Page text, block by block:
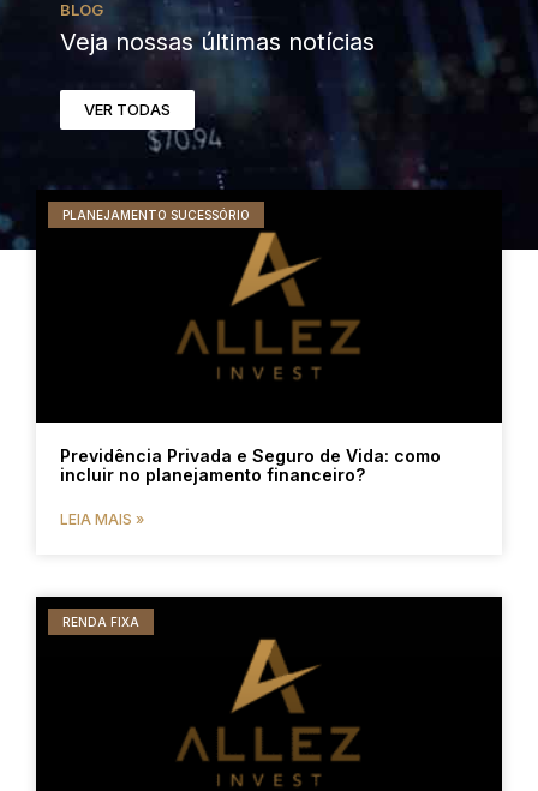
BLOG
Veja nossas últimas notícias
VER TODAS
PLANEJAMENTO SUCESSÓRIO
Previdência Privada e Seguro de Vida: como
incluir no planejamento financeiro?
LEIA MAIS »
RENDA FIXA